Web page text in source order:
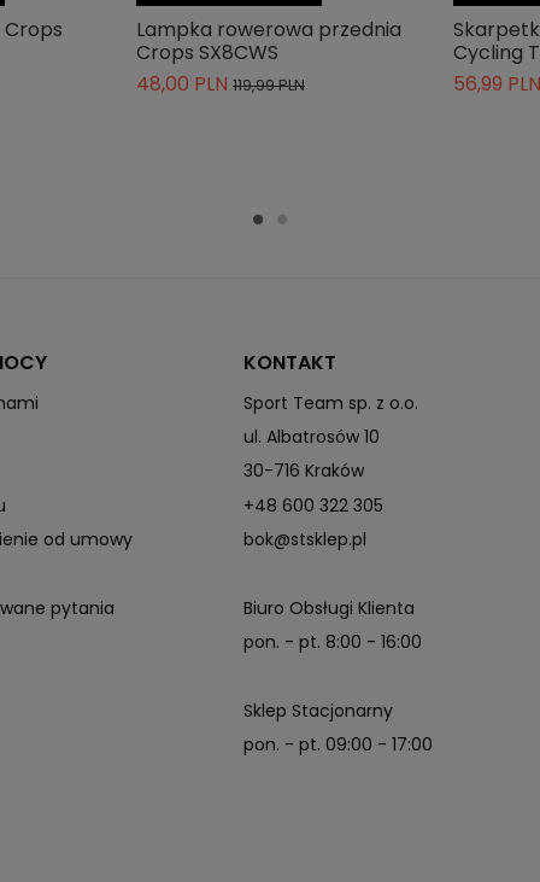
Lampka rowerowa przednia
Crops SX8CWS
48,00 PLN 119,99 PLN
Cycling
56,99 PLN
od umowy
pytania
KONTAKT
Sport Team sp. z o.o.
ul. Albatrosów 10
30-716 Kraków
+48 600 322 305
bok@stsklep.pl
Biuro Obsługi Klienta
pon. - pt. 8:00 - 16:00
Sklep Stacjonarny
pon. - pt. 09:00 - 17:00